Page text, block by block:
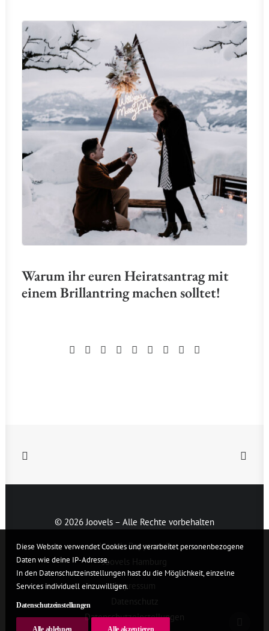
Warum ihr euren Heiratsantrag mit
einem Brillantring machen solltet!
© 2026 Joovels – Alle Rechte vorbehalten
Joovels Rapperswil
Joovels Hamburg
Impressum
Datenschutzeinstellungen
Diese Website verwendet Cookies und verarbeitet personenbezogene
Daten wie deine IP-Adresse.
In den Datenschutzeinstellungen hast du die Möglichkeit, einzelne
Services individuell einzuwilligen.
Datenschutzeinstellungen
Alle ablehnen Alle akzeptieren